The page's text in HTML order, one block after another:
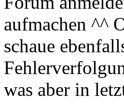
aufmachen ^^
schaue
was aber in